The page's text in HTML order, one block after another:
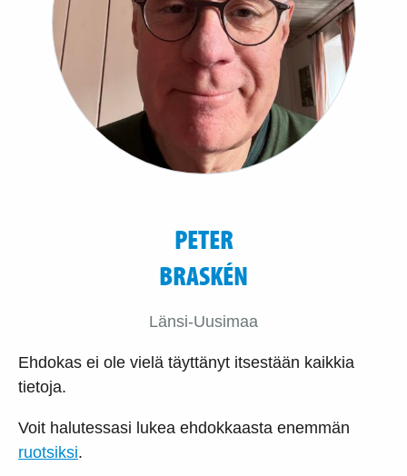
PETER
BRASKÉN
Länsi-Uusimaa
Ehdokas ei ole vielä täyttänyt itsestään kaikkia
tietoja.
Voit halutessasi lukea ehdokkaasta enemmän
ruotsiksi.